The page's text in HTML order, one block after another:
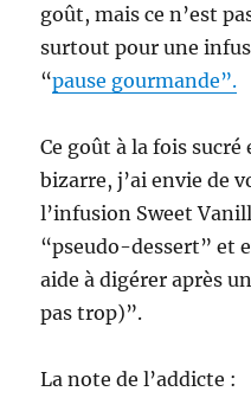
goût, mais ce n’est
surtout pour une
“pause gourmande”.
Ce goût à la fois
bizarre, j’ai envie de
l’infusion Sweet
“pseudo-dessert” et
aide à digérer après
pas trop)”.
La note de l’addicte :